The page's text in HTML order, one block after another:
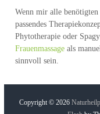
Wenn mir alle
passendes
Phytotherapie oder
Frauenmassage als
sinnvoll sein.
Copyright © 2026